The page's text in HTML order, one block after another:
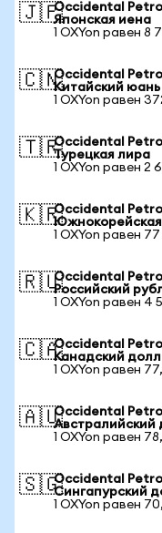
🇯🇵Occidental
Японская иена
1 OXYon равен 8
🇨🇳Occidental
Китайский юань
1 OXYon равен
🇹🇷Occidental
Турецкая лира
1 OXYon равен 2
🇰🇷Occidental
1 OXYon равен
🇷🇺Occidental
Российский
1 OXYon равен 4
🇨🇦Occidental
Канадский
1 OXYon равен
🇦🇺Occidental
Австралийский
1 OXYon равен
🇸🇬Occidental
Сингапурский
1 OXYon равен